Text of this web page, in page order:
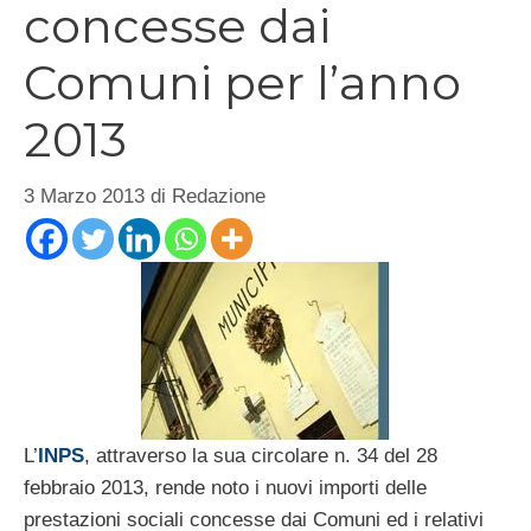
concesse dai
Comuni per l’anno
2013
3 Marzo 2013 di Redazione
L’INPS, attraverso la sua circolare n. 34 del 28
febbraio 2013, rende noto i nuovi importi delle
prestazioni sociali concesse dai Comuni ed i relativi